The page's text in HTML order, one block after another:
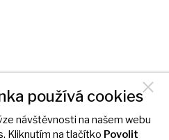
používá cookies
návštěvnosti na našem webu
Kliknutím na tlačítko Povolit